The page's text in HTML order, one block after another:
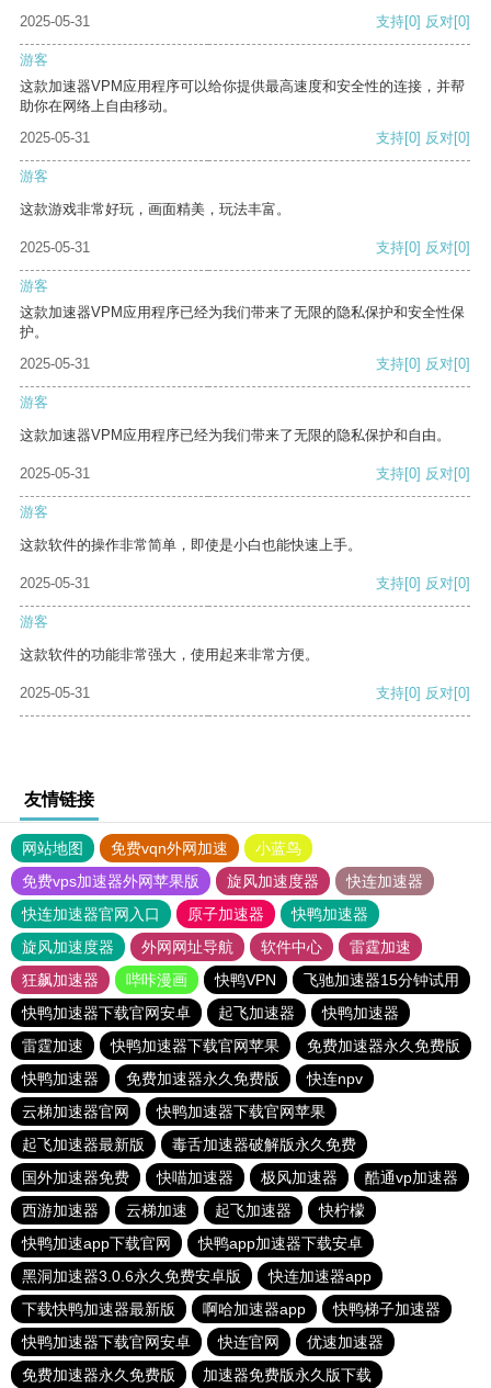
2025-05-31
支持[0] 反对[0]
游客
这款加速器VPM应用程序可以给你提供最高速度和安全性的连接，并帮
助你在网络上自由移动。
2025-05-31
支持[0] 反对[0]
游客
这款游戏非常好玩，画面精美，玩法丰富。
2025-05-31 支持[0] 反对[0]
游客
这款加速器VPM应用程序已经为我们带来了无限的隐私保护和安全性保
护。
2025-05-31
支持[0] 反对[0]
游客
这款加速器VPM应用程序已经为我们带来了无限的隐私保护和自由。
2025-05-31 支持[0] 反对[0]
游客
这款软件的操作非常简单，即使是小白也能快速上手。
2025-05-31 支持[0] 反对[0]
游客
这款软件的功能非常强大，使用起来非常方便。
2025-05-31 支持[0] 反对[0]
友情链接
网站地图 免费vqn外网加速
小蓝鸟
免费vps加速器外网苹果版
旋风加速度器
快连加速器
快连加速器官网入口
原子加速器
快鸭加速器
旋风加速度器
外网网址导航 软件中心
雷霆加速
狂飙加速器
哔咔漫画 快鸭VPN
飞驰加速器15分钟试用
快鸭加速器下载官网安卓
起飞加速器
快鸭加速器
雷霆加速
快鸭加速器下载官网苹果
免费加速器永久免费版
快鸭加速器
免费加速器永久免费版
快连npv
云梯加速器官网
快鸭加速器下载官网苹果
起飞加速器最新版
毒舌加速器破解版永久免费
国外加速器免费
快喵加速器 极风加速器
酷通vp加速器
西游加速器
云梯加速 起飞加速器
快柠檬
快鸭加速app下载官网
快鸭app加速器下载安卓
黑洞加速器3.0.6永久免费安卓版
快连加速器app
下载快鸭加速器最新版
啊哈加速器app
快鸭梯子加速器
快鸭加速器下载官网安卓
快连官网
优速加速器
免费加速器永久免费版
加速器免费版永久版下载